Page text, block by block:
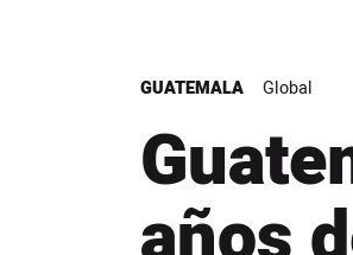
GUATEMALA Global